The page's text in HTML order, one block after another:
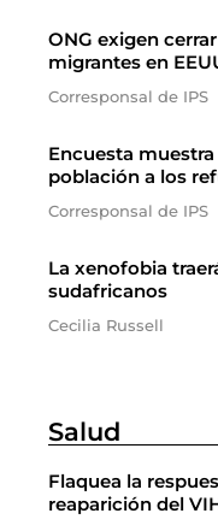
ONG exigen
migrantes en
Corresponsal de IPS
Encuesta
población a los
Corresponsal de IPS
La xenofobia
sudafricanos
Cecilia Russell
Salud
Flaquea la
reaparición del